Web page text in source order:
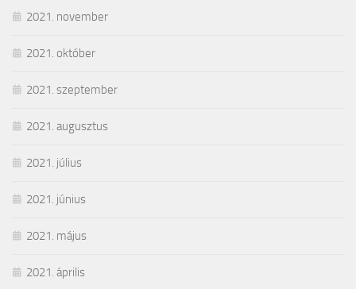
2021. november
2021. október
2021. szeptember
2021. augusztus
2021. július
2021. június
2021. május
2021. április